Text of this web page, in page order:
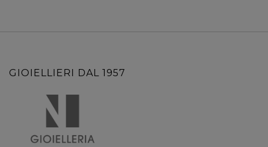
GIOIELLIERI DAL 1957